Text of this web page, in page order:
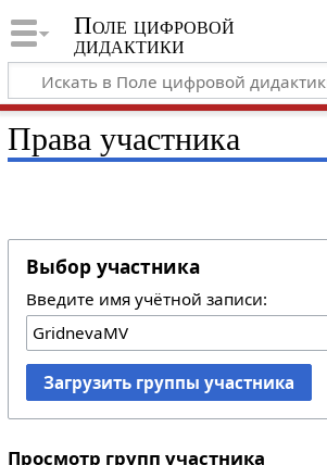
Поле цифровой
дидактики
Права участника
Выбор участника
Введите имя учётной записи:
Загрузить группы участника
Просмотр групп участника